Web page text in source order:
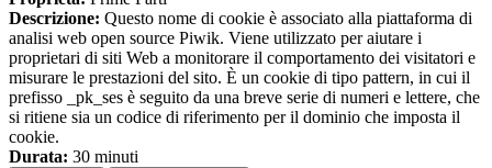
Descrizione: Questo nome di cookie è associato alla piattaforma di
analisi web open source Piwik. Viene utilizzato per aiutare i
proprietari di siti Web a monitorare il comportamento dei visitatori e
misurare le prestazioni del sito. È un cookie di tipo pattern, in cui il
prefisso _pk_ses è seguito da una breve serie di numeri e lettere, che
si ritiene sia un codice di riferimento per il dominio che imposta il
cookie.
Durata: 30 minuti